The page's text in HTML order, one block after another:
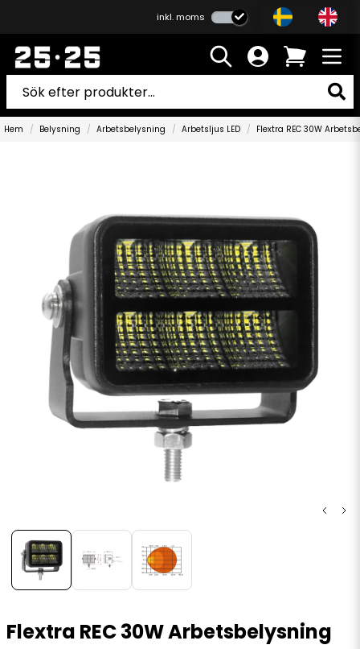
inkl. moms
Hem Belysning Arbetsbelysning Arbetsljus LED Flextra REC 30W
Flextra REC 30W Arbetsbelysning